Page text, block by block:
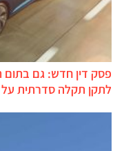
פסק דין חדש: גם בתום
לתקן תקלה סדרתית